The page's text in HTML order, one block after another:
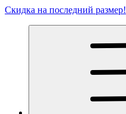
Скидка на последний размер!